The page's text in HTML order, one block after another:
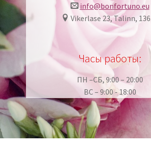
info@bonfortuno.eu
Vikerlase 23, Talinn,
Часы работы:
ПН –СБ, 9:00 – 20:00
ВС – 9:00 - 18:00